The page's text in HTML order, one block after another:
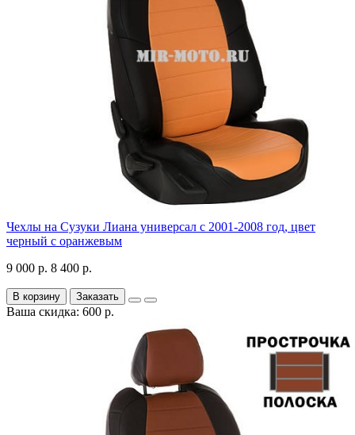
Чехлы на Сузуки Лиана универсал с 2001-2008 год, цвет
черный с оранжевым
9 000 р. 8 400 р.
В корзину Заказать
Ваша скидка: 600 р.